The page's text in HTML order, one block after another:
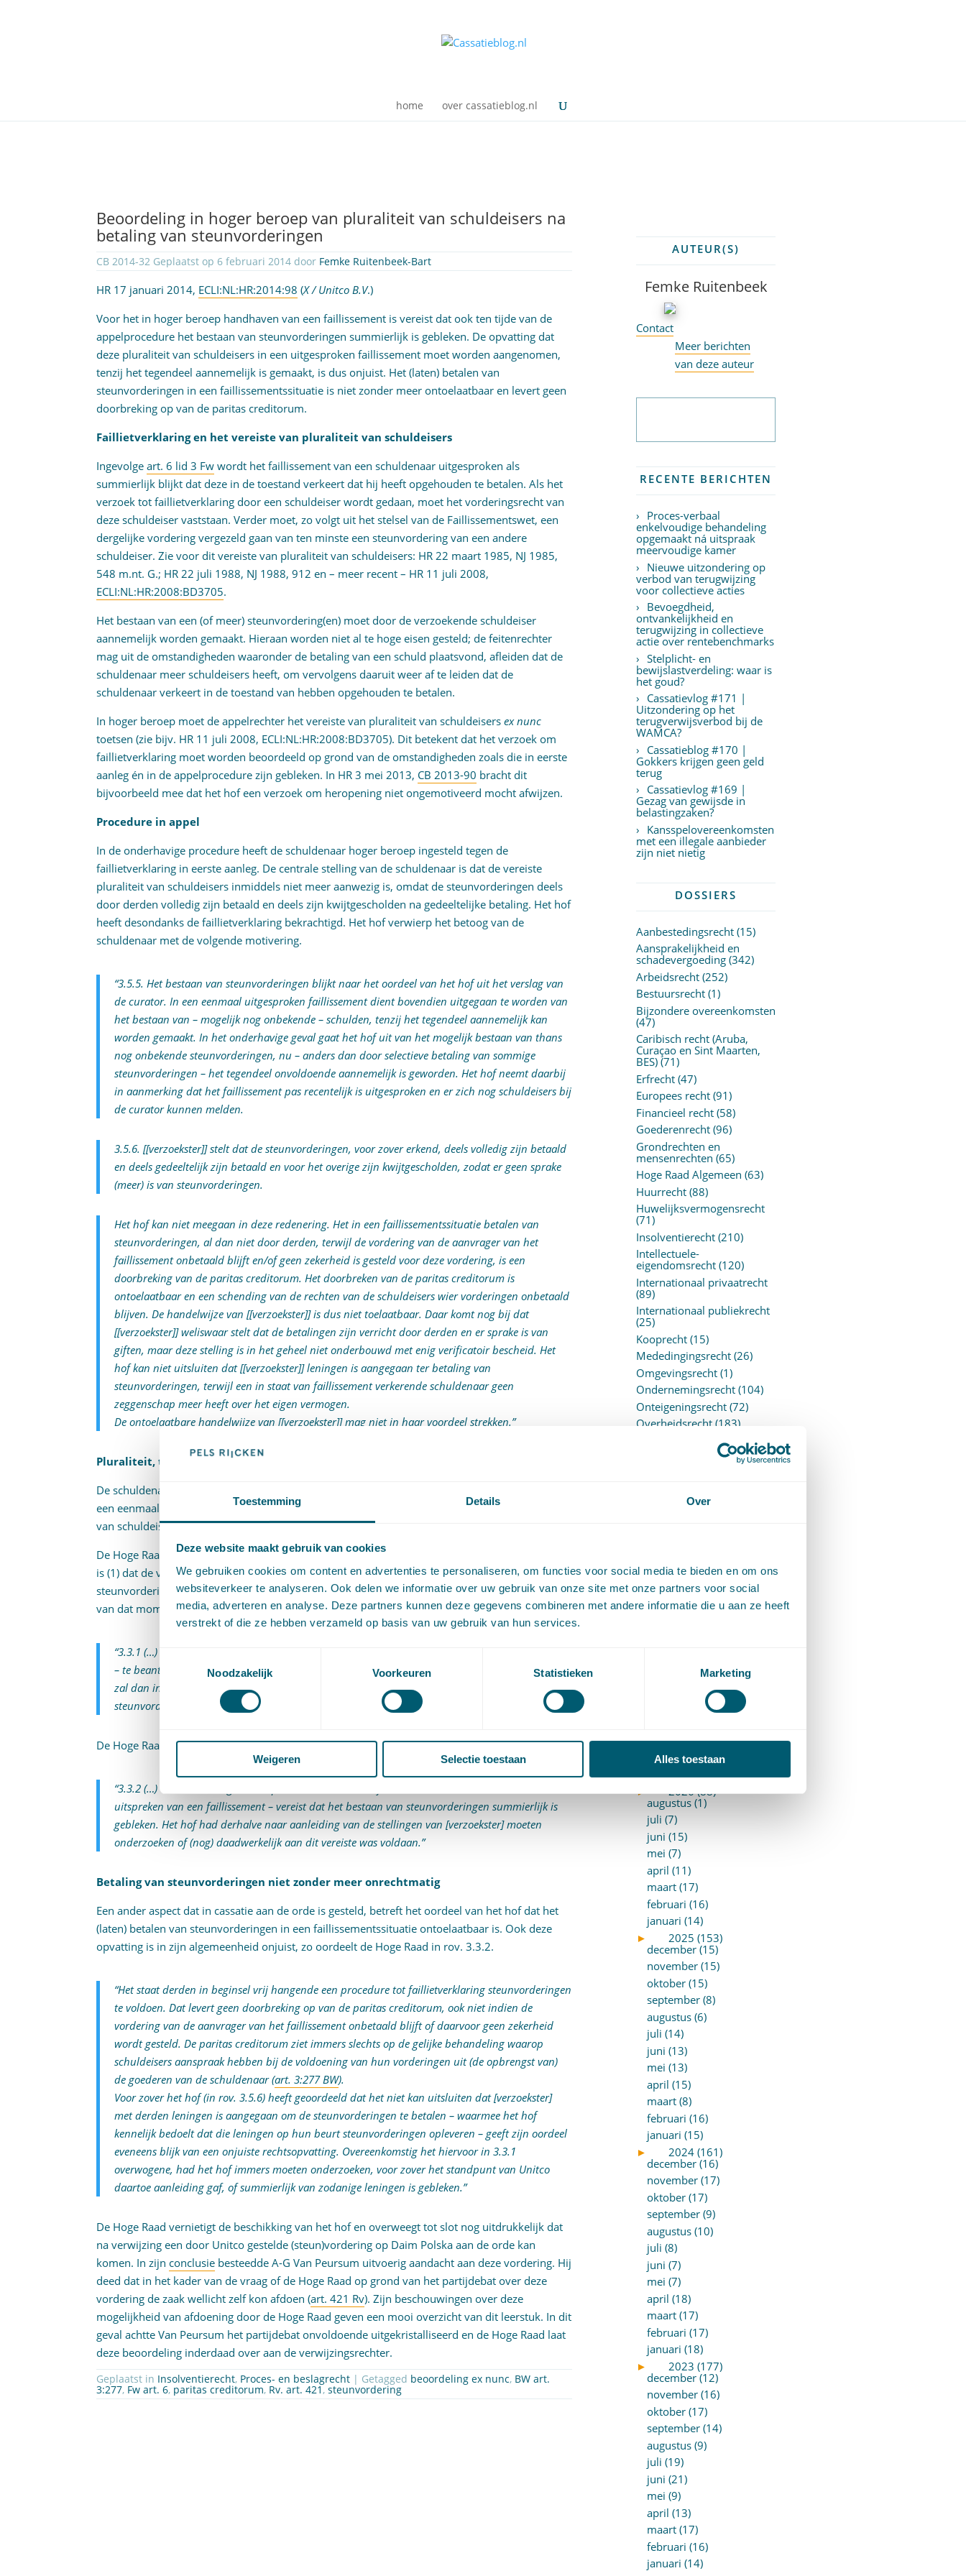
Toestemming Details Over
Deze website maakt gebruik van cookies
We gebruiken cookies om content en advertenties te personaliseren, om functies voor social media te bieden en om ons
websiteverkeer te analyseren. Ook delen we informatie over uw gebruik van onze site met onze partners voor social
media, adverteren en analyse. Deze partners kunnen deze gegevens combineren met andere informatie die u aan ze heeft
verstrekt of die ze hebben verzameld op basis van uw gebruik van hun services.
Noodzakelijk
Voorkeuren Statistieken Marketing
Weigeren Selectie toestaan Alles toestaan
home over cassatieblog.nl
Beoordeling in hoger beroep van pluraliteit van schuldeisers na
betaling van steunvorderingen
CB 2014-32 Geplaatst op 6 februari 2014 door Femke Ruitenbeek-Bart
HR 17 januari 2014, ECLI:NL:HR:2014:98 (X / Unitco B.V.)
Voor het in hoger beroep handhaven van een faillissement is vereist dat ook ten tijde van de
appelprocedure het bestaan van steunvorderingen summierlijk is gebleken. De opvatting dat
deze pluraliteit van schuldeisers in een uitgesproken faillissement moet worden aangenomen,
tenzij het tegendeel aannemelijk is gemaakt, is dus onjuist. Het (laten) betalen van
steunvorderingen in een faillissementssituatie is niet zonder meer ontoelaatbaar en levert geen
doorbreking op van de paritas creditorum.
Faillietverklaring en het vereiste van pluraliteit van schuldeisers
Ingevolgeart. 6 lid 3 Fw wordt het faillissement van een schuldenaar uitgesproken als
summierlijk blijkt dat deze in de toestand verkeert dat hij heeft opgehouden te betalen. Als het
verzoek tot faillietverklaring door een schuldeiser wordt gedaan, moet het vorderingsrecht van
deze schuldeiser vaststaan. Verder moet, zo volgt uit het stelsel van de Faillissementswet, een
dergelijke vordering vergezeld gaan van ten minste een steunvordering van een andere
schuldeiser. Zie voor dit vereiste van pluraliteit van schuldeisers: HR 22 maart 1985, NJ 1985,
548 m.nt. G.; HR 22 juli 1988, NJ 1988, 912 en – meer recent – HR 11 juli 2008,
ECLI:NL:HR:2008:BD3705.
Het bestaan van een (of meer) steunvordering(en) moet door de verzoekende schuldeiser
aannemelijk worden gemaakt. Hieraan worden niet al te hoge eisen gesteld; de feitenrechter
mag uit de omstandigheden waaronder de betaling van een schuld plaatsvond, afleiden dat de
schuldenaar meer schuldeisers heeft, om vervolgens daaruit weer af te leiden dat de
schuldenaar verkeert in de toestand van hebben opgehouden te betalen.
In hoger beroep moet de appelrechter het vereiste van pluraliteit van schuldeisersex nunc
toetsen (zie bijv. HR 11 juli 2008, ECLI:NL:HR:2008:BD3705). Dit betekent dat het verzoek om
faillietverklaring moet worden beoordeeld op grond van de omstandigheden zoals die in eerste
aanleg én in de appelprocedure zijn gebleken. In HR 3 mei 2013, CB 2013-90 bracht dit
bijvoorbeeld mee dat het hof een verzoek om heropening niet ongemotiveerd mocht afwijzen.
Procedure in appel
In de onderhavige procedure heeft de schuldenaar hoger beroep ingesteld tegen de
faillietverklaring in eerste aanleg. De centrale stelling van de schuldenaar is dat de vereiste
pluraliteit van schuldeisers inmiddels niet meer aanwezig is, omdat de steunvorderingen deels
door derden volledig zijn betaald en deels zijn kwijtgescholden na gedeeltelijke betaling. Het hof
heeft desondanks de faillietverklaring bekrachtigd. Het hof verwierp het betoog van de
schuldenaar met de volgende motivering.
“3.5.5. Het bestaan van steunvorderingen blijkt naar het oordeel van het hof uit het verslag van
de curator. In een eenmaal uitgesproken faillissement dient bovendien uitgegaan te worden van
het bestaan van – mogelijk nog onbekende – schulden, tenzij het tegendeel aannemelijk kan
worden gemaakt. In het onderhavige geval gaat het hof uit van het mogelijk bestaan van thans
nog onbekende steunvorderingen, nu – anders dan door selectieve betaling van sommige
steunvorderingen – het tegendeel onvoldoende aannemelijk is geworden. Het hof neemt daarbij
in aanmerking dat het faillissement pas recentelijk is uitgesproken en er zich nog schuldeisers bij
de curator kunnen melden.
3.5.6. [[verzoekster]] stelt dat de steunvorderingen, voor zover erkend, deels volledig zijn betaald
en deels gedeeltelijk zijn betaald en voor het overige zijn kwijtgescholden, zodat er geen sprake
(meer) is van steunvorderingen.
Het hof kan niet meegaan in deze redenering. Het in een faillissementssituatie betalen van
steunvorderingen, al dan niet door derden, terwijl de vordering van de aanvrager van het
faillissement onbetaald blijft en/of geen zekerheid is gesteld voor deze vordering, is een
doorbreking van de paritas creditorum. Het doorbreken van de paritas creditorum is
ontoelaatbaar en een schending van de rechten van de schuldeisers wier vorderingen onbetaald
blijven. De handelwijze van [[verzoekster]] is dus niet toelaatbaar. Daar komt nog bij dat
[[verzoekster]] weliswaar stelt dat de betalingen zijn verricht door derden en er sprake is van
giften, maar deze stelling is in het geheel niet onderbouwd met enig verificatoir bescheid. Het
hof kan niet uitsluiten dat [[verzoekster]] leningen is aangegaan ter betaling van
steunvorderingen, terwijl een in staat van faillissement verkerende schuldenaar geen
zeggenschap meer heeft over het eigen vermogen.
De ontoelaatbare handelwijze van [[verzoekster]] mag niet in haar voordeel strekken.”
Pluraliteit, tenzij tegendeel blijkt?
De schuldenaar stelt cassatieberoep in en bestrijdt ten eerste de opvatting van het hof dat in
een eenmaal uitgesproken faillissement moet worden uitgegaan van het bestaan van pluraliteit
van schuldeisers, tenzij het tegendeel aannemelijk wordt gemaakt.
De Hoge Raad stelt bij de beoordeling van deze klacht voorop dat voor faillietverklaring vereist
is (1) dat de vordering van de verzoekende schuldeiser vaststaat en (2) dat summierlijk van (een)
steunvordering(en) is gebleken. Verder moet de rechter in hoger beroep opnieuw, naar de stand
van dat moment, beoordelen of aan deze vereisten is voldaan.
“3.3.1 (…) Aldus kan hij komen te staan voor de door hem opnieuw – maar dan naar dat tijdstip
– te beantwoorden vraag of wordt voldaan aan het vereiste van pluraliteit van schuldeisers. Hij
zal dan in zijn onderzoek moeten betrekken of (alle) door de rechtbank in aanmerking genomen
steunvorderingen nog bestaan.”
De Hoge Raad wijst vervolgens in rov. 3.3.2 de door het hof voorgestane opvatting van de hand.
“3.3.2 (…) Voor het in hoger beroep handhaven van een faillissement is – evenals voor het
uitspreken van een faillissement – vereist dat het bestaan van steunvorderingen summierlijk is
gebleken. Het hof had derhalve naar aanleiding van de stellingen van [verzoekster] moeten
onderzoeken of (nog) daadwerkelijk aan dit vereiste was voldaan.”
Betaling van steunvorderingen niet zonder meer onrechtmatig
Een ander aspect dat in cassatie aan de orde is gesteld, betreft het oordeel van het hof dat het
(laten) betalen van steunvorderingen in een faillissementssituatie ontoelaatbaar is. Ook deze
opvatting is in zijn algemeenheid onjuist, zo oordeelt de Hoge Raad in rov. 3.3.2.
“Het staat derden in beginsel vrij hangende een procedure tot faillietverklaring steunvorderingen
te voldoen. Dat levert geen doorbreking op van de paritas creditorum, ook niet indien de
vordering van de aanvrager van het faillissement onbetaald blijft of daarvoor geen zekerheid
wordt gesteld. De paritas creditorum ziet immers slechts op de gelijke behandeling waarop
schuldeisers aanspraak hebben bij de voldoening van hun vorderingen uit (de opbrengst van)
de goederen van de schuldenaar (art. 3:277 BW).
Voor zover het hof (in rov. 3.5.6) heeft geoordeeld dat het niet kan uitsluiten dat [verzoekster]
met derden leningen is aangegaan om de steunvorderingen te betalen – waarmee het hof
kennelijk bedoelt dat die leningen op hun beurt steunvorderingen opleveren – geeft zijn oordeel
eveneens blijk van een onjuiste rechtsopvatting. Overeenkomstig het hiervoor in 3.3.1
overwogene, had het hof immers moeten onderzoeken, voor zover het standpunt van Unitco
daartoe aanleiding gaf, of summierlijk van zodanige leningen is gebleken.”
De Hoge Raad vernietigt de beschikking van het hof en overweegt tot slot nog uitdrukkelijk dat
na verwijzing een door Unitco gestelde (steun)vordering op Daim Polska aan de orde kan
komen. In zijn conclusie besteedde A-G Van Peursum uitvoerig aandacht aan deze vordering. Hij
deed dat in het kader van de vraag of de Hoge Raad op grond van het partijdebat over deze
vordering de zaak wellicht zelf kon afdoen (art. 421 Rv). Zijn beschouwingen over deze
mogelijkheid van afdoening door de Hoge Raad geven een mooi overzicht van dit leerstuk. In dit
geval achtte Van Peursum het partijdebat onvoldoende uitgekristalliseerd en de Hoge Raad laat
deze beoordeling inderdaad over aan de verwijzingsrechter.
Geplaatst in Insolventierecht, Proces- en beslagrecht | Getagged beoordeling ex nunc, BW art.
3:277, Fw art. 6, paritas creditorum, Rv. art. 421,steunvordering
AUTEUR(S)
Femke Ruitenbeek
Contact
Meer berichten
van deze auteur
RECENTE BERICHTEN
Proces-verbaal
enkelvoudige behandeling
opgemaakt ná uitspraak
meervoudige kamer
Nieuwe uitzondering op
verbod van terugwijzing
voor collectieve acties
Bevoegdheid,
ontvankelijkheid en
terugwijzing in collectieve
actie over rentebenchmarks
Stelplicht- en
bewijslastverdeling: waar is
het goud?
Cassatievlog #171 |
Uitzondering op het
terugverwijsverbod bij de
WAMCA?
Cassatieblog #170 |
Gokkers krijgen geen geld
terug
Cassatievlog #169 |
Gezag van gewijsde in
belastingzaken?
Kansspelovereenkomsten
met een illegale aanbieder
zijn niet nietig
DOSSIERS
Aanbestedingsrecht(15)
Aansprakelijkheid en
schadevergoeding(342)
Arbeidsrecht(252)
Bestuursrecht(1)
Bijzondere overeenkomsten
(47)
Caribisch recht (Aruba,
Curaçao en Sint Maarten,
BES)(71)
Erfrecht(47)
Europees recht(91)
Financieel recht(58)
Goederenrecht(96)
Grondrechten en
mensenrechten (65)
Hoge Raad Algemeen (63)
Huurrecht(88)
Huwelijksvermogensrecht
(71)
Insolventierecht(210)
Intellectuele-
eigendomsrecht(120)
Internationaal privaatrecht
(89)
Internationaal publiekrecht
(25)
Kooprecht(15)
Mededingingsrecht(26)
Omgevingsrecht(1)
Ondernemingsrecht(104)
Onteigeningsrecht(72)
Overheidsrecht(183)
(27)
Personen- en familierecht
(28)
Strafrecht(12)
Verbintenissenrecht(323)
Vermogensrecht algemeen
(14)
Wvggz – Wzd (Wet Bopz
ARCHIEF
►
2026 (88)
augustus (1)
juli (7)
juni (15)
mei (7)
april (11)
maart (17)
februari (16)
januari (14)
►
2025 (153)
december (15)
november (15)
oktober (15)
september (8)
augustus (6)
juli (14)
juni (13)
mei (13)
april (15)
maart (8)
februari (16)
januari (15)
►
2024 (161)
december (16)
november (17)
oktober (17)
september (9)
augustus (10)
juli (8)
juni (7)
mei (7)
april (18)
maart (17)
februari (17)
januari (18)
►
2023 (177)
december (12)
november (16)
oktober (17)
september (14)
augustus (9)
juli (19)
juni (21)
mei (9)
april (13)
maart (17)
februari (16)
januari (14)